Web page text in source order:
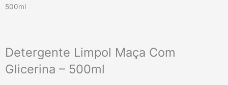
500ml
Detergente Limpol Maça Com
Glicerina – 500ml